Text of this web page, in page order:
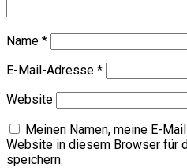
Name *
E-Mail-Adresse *
Website
Meinen Namen, meine E-
Website in diesem Browser für
speichern.